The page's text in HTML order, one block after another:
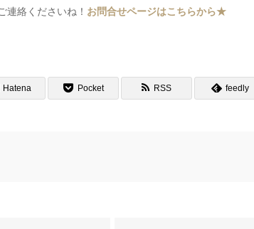
連絡くださいね！ お問合せページはこちらから★
Hatena Pocket RSS feedly